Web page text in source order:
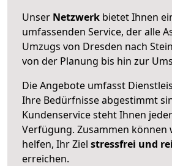
Unser Netzwerk bietet Ihnen
umfassenden Service, der alle
Umzugs von Dresden nach
von der Planung bis hin zur
Die Angebote umfasst
Ihre Bedürfnisse abgestimmt
Kundenservice steht Ihnen
Verfügung. Zusammen können
helfen, Ihr Ziel stressfrei und
erreichen.